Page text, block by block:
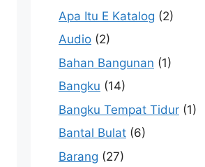
Apa Itu E Katalog (2)
Audio (2)
Bahan Bangunan (1)
Bangku (14)
Bangku Tempat Tidur (1)
Bantal Bulat (6)
Barang (27)